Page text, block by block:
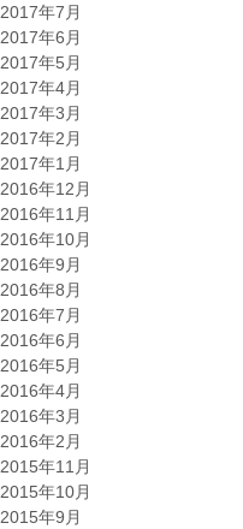
2017年7月
2017年6月
2017年5月
2017年4月
2017年3月
2017年2月
2017年1月
2016年12月
2016年11月
2016年10月
2016年9月
2016年8月
2016年7月
2016年6月
2016年5月
2016年4月
2016年3月
2016年2月
2015年11月
2015年10月
2015年9月